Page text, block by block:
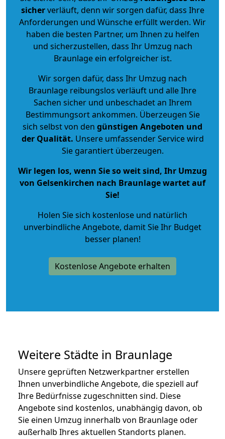
sicherverläuft, denn wir sorgen dafür, dass Ihre
Anforderungen und Wünsche erfüllt werden. Wir
haben die besten Partner, um Ihnen zu helfen
und sicherzustellen, dass Ihr Umzug nach
Braunlage ein erfolgreicher ist.
Wir sorgen dafür, dass Ihr Umzug nach
Braunlage reibungslos verläuft und alle Ihre
Sachen sicher und unbeschadet an Ihrem
Bestimmungsort ankommen. Überzeugen Sie
sich selbst von den günstigen Angeboten und
der Qualität. Unsere umfassender Service wird
Sie garantiert überzeugen.
Wir legen los, wenn Sie so weit sind, Ihr Umzug
von Gelsenkirchen nach Braunlage wartet auf
Sie!
Holen Sie sich kostenlose und natürlich
unverbindliche Angebote, damit Sie Ihr Budget
besser planen!
Kostenlose Angebote erhalten
Weitere Städte in Braunlage
Unsere geprüften Netzwerkpartner erstellen
Ihnen unverbindliche Angebote, die speziell auf
Ihre Bedürfnisse zugeschnitten sind. Diese
Angebote sind kostenlos, unabhängig davon, ob
Sie einen Umzug innerhalb von Braunlage oder
außerhalb Ihres aktuellen Standorts planen.